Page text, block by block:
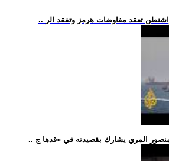
واشنطن تعقد مفاوضات هرمز وتفقد الر
منصور المري يشارك بقصيدته في «قدها ج